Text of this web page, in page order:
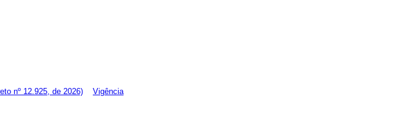
nº 12.925, de 2026)
Vigência